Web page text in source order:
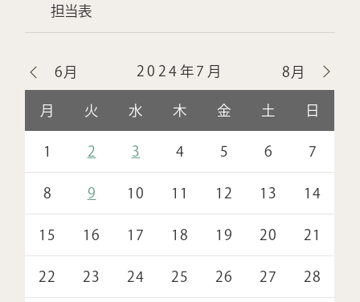
担当表
2024年7月
月 火 水 木 金 土 日
6月 8月
1 2 3 4 5 6 7
8 9 10 11 12 13 14
15 16 17 18 19 20 21
22 23 24 25 26 27 28